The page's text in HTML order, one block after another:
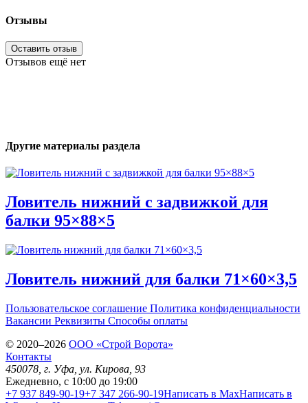
Отзывы
Оставить отзыв
Отзывов ещё нет
Другие материалы раздела
Ловитель нижний с задвижкой для
балки 95×88×5
Ловитель нижний для балки 71×60×3,5
Пользовательское соглашение Политика конфиденциальности
Вакансии Реквизиты Способы оплаты
© 2020–2026 OOO «Строй Ворота»
Контакты
450078 , г. Уфа ул. Кирова, 93
Ежедневно, с 10:00 до 19:00
+7 937 849-90-19+7 347 266-90-19Написать в MaxНаписать в